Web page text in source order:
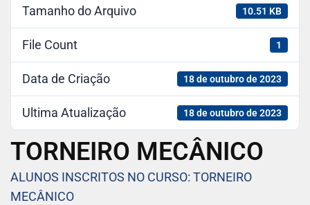
Tamanho do Arquivo 10.51 KB
File Count 1
Data de Criação 18 de outubro de 2023
Ultima Atualização 18 de outubro de 2023
TORNEIRO MECÂNICO
ALUNOS INSCRITOS NO CURSO: TORNEIRO
MECÂNICO